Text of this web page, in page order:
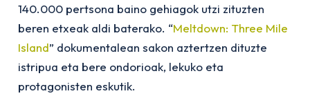
140.000 pertsona baino gehiagok utzi zituzten
beren etxeak aldi baterako. “Meltdown: Three Mile
Island” dokumentalean sakon aztertzen dituzte
istripua eta bere ondorioak, lekuko eta
protagonisten eskutik.